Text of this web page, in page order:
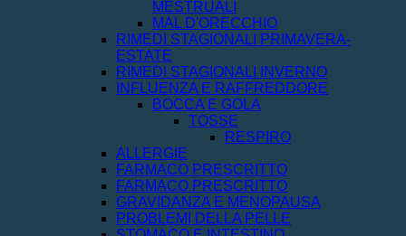
MESTRUALI
MAL D'ORECCHIO
RIMEDI STAGIONALI PRIMAVERA-
ESTATE
RIMEDI STAGIONALI INVERNO
INFLUENZA E RAFFREDDORE
BOCCA E GOLA
TOSSE
RESPIRO
ALLERGIE
FARMACO PRESCRITTO
FARMACO PRESCRITTO
GRAVIDANZA E MENOPAUSA
PROBLEMI DELLA PELLE